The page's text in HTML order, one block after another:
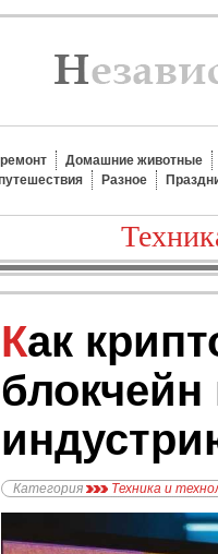
Домашние животные
Разное
Как криптовалюты и
блокчейн
Категория Техника и